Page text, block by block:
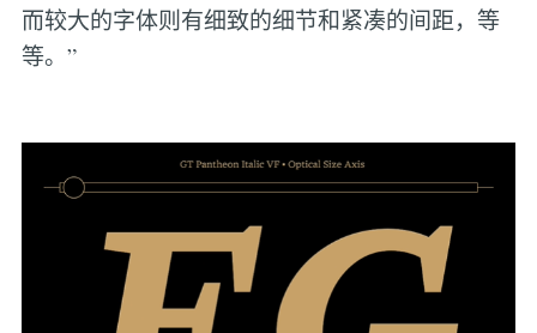
而较大的字体则有细致的细节和紧凑的间距，等
等。”